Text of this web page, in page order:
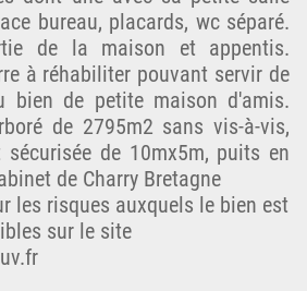
bureau, placards, wc séparé.
de la maison et appentis.
à réhabiliter pouvant servir de
bien de petite maison d'amis.
de 2795m2 sans vis-à-vis,
de 10mx5m, puits en
de Charry Bretagne
les risques auxquels le bien est
sur le site